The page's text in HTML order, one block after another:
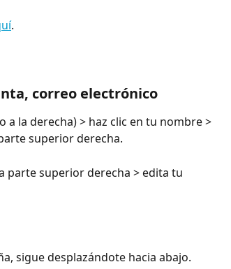
.
correo electrónico
a la derecha) > haz clic en tu nombre >
superior derecha.
parte superior derecha > edita tu
sigue desplazándote hacia abajo.